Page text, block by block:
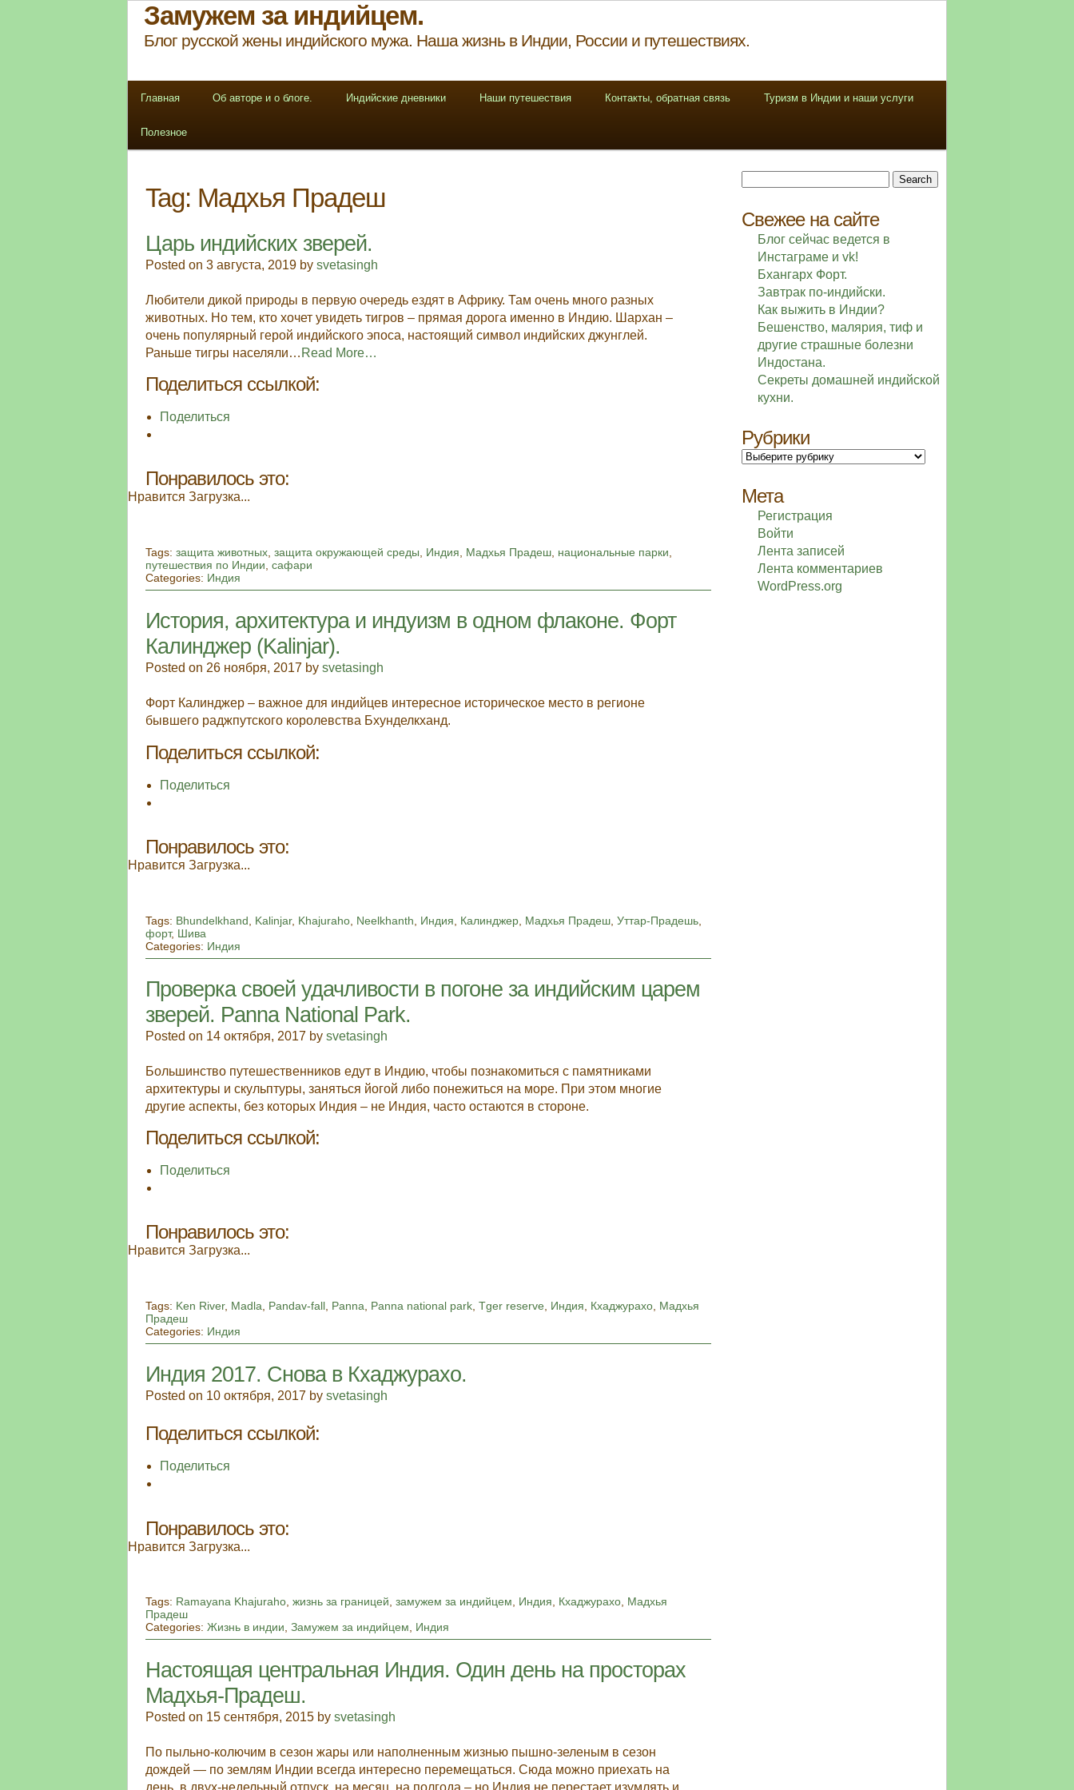
Замужем за индийцем.
Блог русской жены индийского мужа. Наша жизнь в Индии, России и путешествиях.
Главная Об авторе и о блоге. Индийские дневники Наши путешествия Контакты, обратная связь Туризм в Индии и наши услуги
Полезное
Tag: Мадхья Прадеш
Царь индийских зверей.
Posted on 3 августа, 2019 bysvetasingh
Любители дикой природы в первую очередь ездят в Африку. Там очень много разных
животных. Но тем, кто хочет увидеть тигров – прямая дорога именно в Индию. Шархан –
очень популярный герой индийского эпоса, настоящий символ индийских джунглей.
Раньше тигры населяли… Read More…
Поделиться ссылкой:
Поделиться
Понравилось это:
Нравится Загрузка...
Tags:защита животных ,защита окружающей среды Индия Мадхья Прадеш национальные парки
путешествия по Индии ,сафари
Categories: Индия
История, архитектура и индуизм в одном флаконе. Форт
Калинджер (Kalinjar).
Posted on 26 ноября, 2017 bysvetasingh
Форт Калинджер – важное для индийцев интересное историческое место в регионе
бывшего раджпутского королевства Бхунделкханд.
Поделиться ссылкой:
Поделиться
Понравилось это:
Нравится Загрузка...
Tags: Bhundelkhand Kalinjar, Khajuraho Neelkhanth Индия Калинджер Мадхья Прадеш ,Уттар-Прадешь
форт, Шива
Categories: Индия
Проверка своей удачливости в погоне за индийским царем
зверей. Panna National Park.
Posted on 14 октября, 2017 bysvetasingh
Большинство путешественников едут в Индию, чтобы познакомиться с памятниками
архитектуры и скульптуры, заняться йогой либо понежиться на море. При этом многие
другие аспекты, без которых Индия – не Индия, часто остаются в стороне.
Поделиться ссылкой:
Поделиться
Понравилось это:
Нравится Загрузка...
Tags: Ken River, Madla, Pandav-fall, Panna, Panna national park,Tger reserve, Индия, Кхаджурахо, Мадхья
Прадеш
Categories: Индия
Индия 2017. Снова в Кхаджурахо.
Posted on 10 октября, 2017 bysvetasingh
Поделиться ссылкой:
Поделиться
Понравилось это:
Нравится Загрузка...
Tags: Ramayana Khajuraho,жизнь за границей,замужем за индийцем, Индия, Кхаджурахо, Мадхья
Прадеш
Categories:Жизнь в индии,Замужем за индийцем, Индия
Настоящая центральная Индия. Один день на просторах
Мадхья-Прадеш.
Posted on 15 сентября, 2015 bysvetasingh
По пыльно-колючим в сезон жары или наполненным жизнью пышно-зеленым в сезон
дождей — по землям Индии всегда интересно перемещаться. Сюда можно приехать на
for:
Свежее на сайте
Блог сейчас ведется в
Инстаграме и vk!
Бхангарх Форт.
Завтрак по-индийски.
Как выжить в Индии?
Бешенство, малярия, тиф и
другие страшные болезни
Индостана.
Секреты домашней индийской
кухни.
Рубрики
Рубрики
Мета
Регистрация
Войти
Лента записей
Лента комментариев
WordPress.org